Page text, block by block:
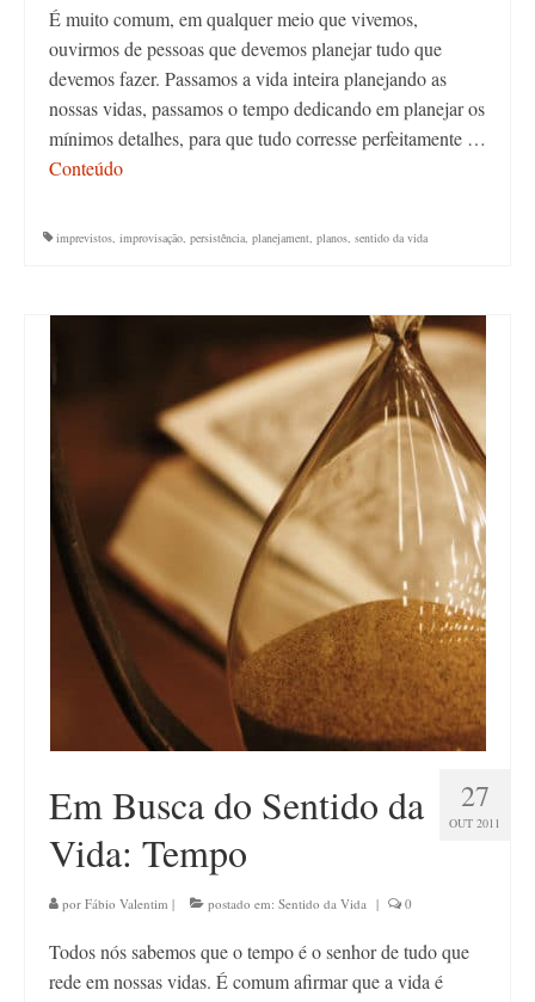
É muito comum, em qualquer meio que vivemos,
ouvirmos de pessoas que devemos planejar tudo que
devemos fazer. Passamos a vida inteira planejando as
nossas vidas, passamos o tempo dedicando em planejar os
mínimos detalhes, para que tudo corresse perfeitamente …
Conteúdo
imprevistos, improvisação, persistência, planejament, planos, sentido da vida
27
OUT 2011
Em Busca do Sentido da
Vida: Tempo
por Fábio Valentim | postado em: Sentido da Vida | 0
Todos nós sabemos que o tempo é o senhor de tudo que
rede em nossas vidas. É comum afirmar que a vida é